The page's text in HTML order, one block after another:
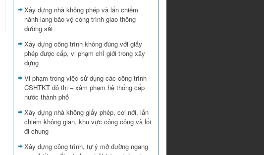
Xây dựng nhà không phép và lấn chiếm
hành lang bảo vệ công trình giao thông
đường sắt
Xây dựng công trình không đúng với giấy
phép được cấp, vi phạm chỉ giới trong xây
dựng
Vi phạm trong việc sử dụng các công trình
CSHTKT đô thị – xâm phạm hệ thống cấp
nước thành phố
Xây dựng nhà không giấy phép, cơi nới, lấn
chiếm không gian, khu vực công cộng và lối
đi chung
Xây dựng công trình, tự ý mở đường ngang